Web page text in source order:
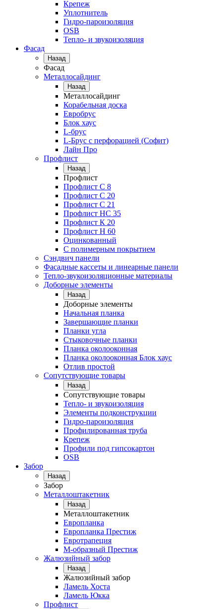
Крепеж
Уплотнитель
Гидро-пароизоляция
OSB
Тепло- и звукоизоляция
Фасад
Назад
Фасад
Металлосайдинг
Назад
Металлосайдинг
Корабельная доска
Евробрус
Блок хаус
L-брус
L-Брус с перфорацией (Софит)
Лайн Про
Профлист
Назад
Профлист
Профлист С 8
Профлист С 20
Профлист C 21
Профлист НС 35
Профлист К 20
Профлист Н 60
Оцинкованный
С полимерным покрытием
Сэндвич панели
Фасадные кассеты и линеарные панели
Тепло-звукоизоляционные материалы
Доборные элементы
Назад
Доборные элементы
Начальная планка
Завершающие планки
Планки угла
Стыковочные планки
Планка околооконная
Планка околооконная Блок хаус
Отлив простой
Сопутствующие товары
Назад
Сопутствующие товары
Тепло- и звукоизоляция
Элементы подконструкции
Гидро-пароизоляция
Профилированная труба
Крепеж
Профили под гипсокартон
OSB
Забор
Назад
Забор
Металлоштакетник
Назад
Металлоштакетник
Европланка
Европланка Престиж
Евротрапеция
М-образный Престиж
Жалюзийный забор
Назад
Жалюзийный забор
Ламель Хоста
Ламель Юкка
Профлист